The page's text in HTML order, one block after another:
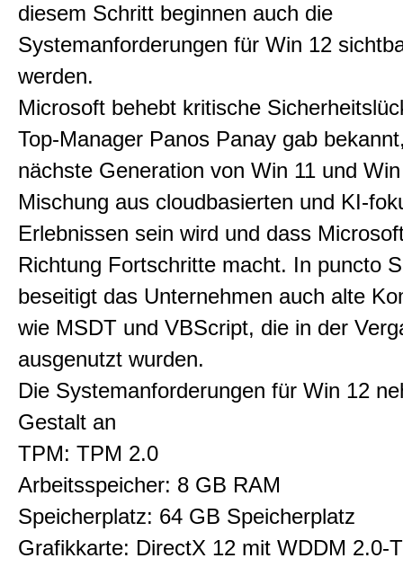
diesem Schritt beginnen auch die
Systemanforderungen für Win 12
werden.
Microsoft behebt kritische
Top-Manager Panos Panay gab
nächste Generation von Win 11 und
Mischung aus cloudbasierten und KI-
Erlebnissen sein wird und dass
Richtung Fortschritte macht. In puncto
beseitigt das Unternehmen auch alte
wie MSDT und VBScript, die in der
ausgenutzt wurden.
Die Systemanforderungen für Win 12
Gestalt an
TPM: TPM 2.0
Arbeitsspeicher: 8 GB RAM
Speicherplatz: 64 GB Speicherplatz
Grafikkarte: DirectX 12 mit WDDM 2.0-